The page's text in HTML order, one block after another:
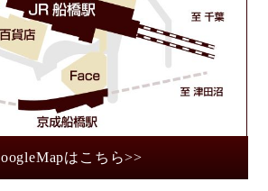
はこちら>>